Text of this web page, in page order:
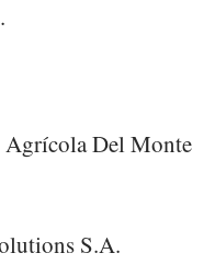
Del Monte
S.A.